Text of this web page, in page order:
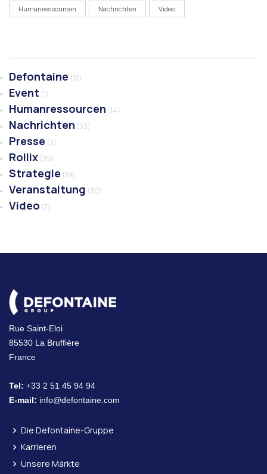
Humanressourcen Nachrichten Video
Defontaine (12)
Event (1)
Humanressourcen (14)
Nachrichten (33)
Presse (3)
Rollix (39)
Strategie (19)
Veranstaltung (30)
Video (7)
Rue Saint-Eloi
85530 La Bruffière
France
Tel: +33 2 51 45 94 94
E-mail: info@defontaine.com
Die Defontaine-Gruppe
Karrieren
Unsere Märkte